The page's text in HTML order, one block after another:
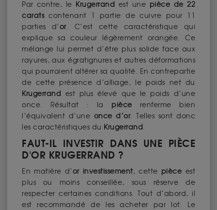
Par contre, le Krugerrand est une pièce de 22
caratscontenant 1 partie de cuivre pour 11
parties d’or. C’est cette caractéristique qui
explique sa couleur légèrement orangée. Ce
mélange lui permet d’être plus solide face aux
rayures, aux égratignures et autres déformations
qui pourraient altérer sa qualité. En contrepartie
de cette présence d’alliage, le poids net du
Krugerrand
est plus élevé que le poids d’une
once. Résultat : la pièce renferme bien
l’équivalent d’une once d’or. Telles sont donc
les caractéristiques du Krugerrand.
FAUT-IL INVESTIR DANS UNE PIÈCE
D'OR KRUGERRAND ?
En matière d’or investissement, cette pièce est
plus ou moins conseillée, sous réserve de
respecter certaines conditions. Tout d’abord, il
est recommandé de les acheter par lot. Le